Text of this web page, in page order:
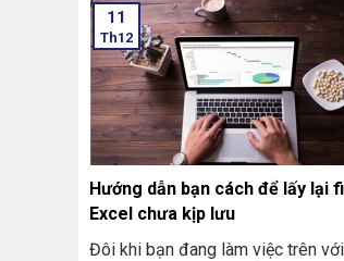
11
Th12
Hướng dẫn bạn cách để lấy lại
Excel chưa kịp lưu
Đôi khi bạn đang làm việc trên